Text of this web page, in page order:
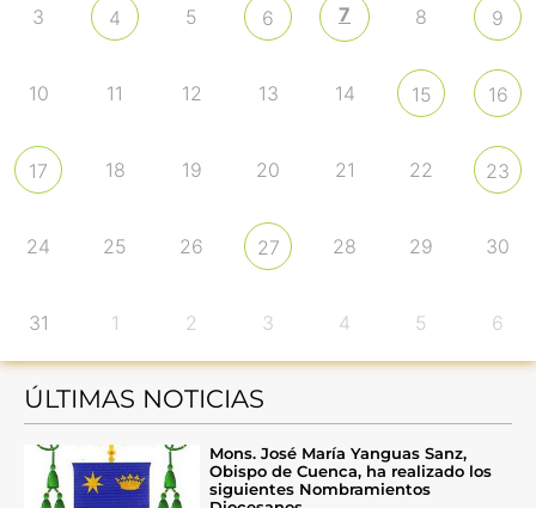
3 4 5 6 7 8 9
10 11 12 13 14 15 16
17 18 19 20 21 22 23
24 25 26 27 28 29 30
31 1 2 3 4 5 6
ÚLTIMAS NOTICIAS
Mons. José María Yanguas Sanz,
Obispo de Cuenca, ha realizado los
siguientes Nombramientos